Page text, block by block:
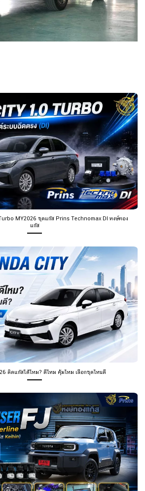
MY2026 ชุดแก๊ส Prins Technomax DI หงษ์ทอง
แก๊ส
ติดแก๊สได้ไหม? ดีไหม คุ้มไหม เลือกชุดไหนดี